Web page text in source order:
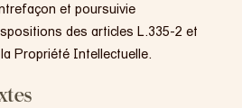
et poursuivie
des articles L.335-2 et
Propriété Intellectuelle.